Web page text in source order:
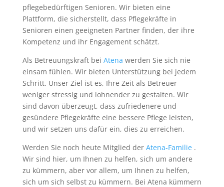
pflegebedürftigen Senioren. Wir bieten eine
Plattform, die sicherstellt, dass Pflegekräfte in
Senioren einen geeigneten Partner finden, der ihre
Kompetenz und ihr Engagement schätzt.
Als Betreuungskraft bei Atena werden Sie sich nie
einsam fühlen. Wir bieten Unterstützung bei jedem
Schritt. Unser Ziel ist es, Ihre Zeit als Betreuer
weniger stressig und lohnender zu gestalten. Wir
sind davon überzeugt, dass zufriedenere und
gesündere Pflegekräfte eine bessere Pflege leisten,
und wir setzen uns dafür ein, dies zu erreichen.
Werden Sie noch heute Mitglied der Atena-Familie .
Wir sind hier, um Ihnen zu helfen, sich um andere
zu kümmern, aber vor allem, um Ihnen zu helfen,
sich um sich selbst zu kümmern. Bei Atena kümmern